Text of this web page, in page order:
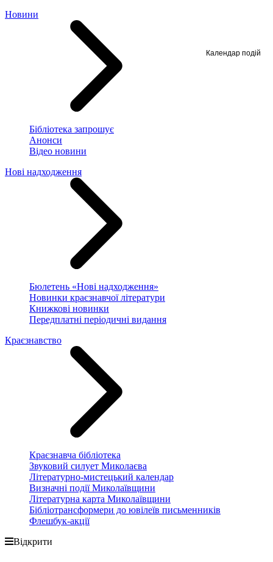
Новини
Бібліотека запрошує
Анонси
Відео новини
Нові надходження
Бюлетень «Нові надходження»
Новинки краєзнавчої літератури
Книжкові новинки
Передплатні періодичні видання
Краєзнавство
Краєзнавча бібліотека
Звуковий силует Миколаєва
Літературно-мистецький календар
Визначні події Миколаївщини
Літературна карта Миколаївщини
Бібліотрансформери до ювілеїв письменників
Флешбук-акції
Відкрити
Календар подій